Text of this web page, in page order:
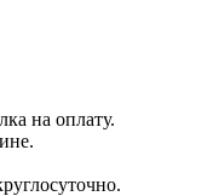
на оплату.